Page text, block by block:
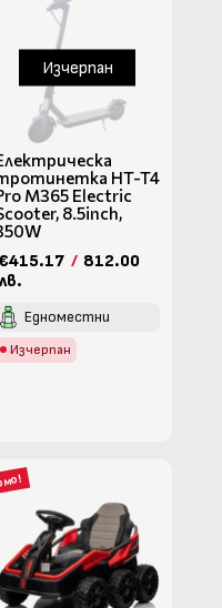
Изчерпан
HT-T4
M365 Electric
8.5inch,
€415.17 / 812.00
лв.
Едноместни
Изчерпан